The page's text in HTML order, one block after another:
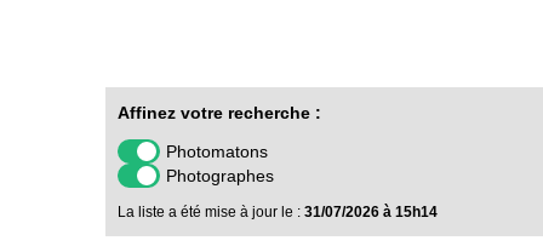
Affinez votre recherche :
Photomatons
Photographes
La liste a été mise à jour le : 31/07/2026 à 15h14